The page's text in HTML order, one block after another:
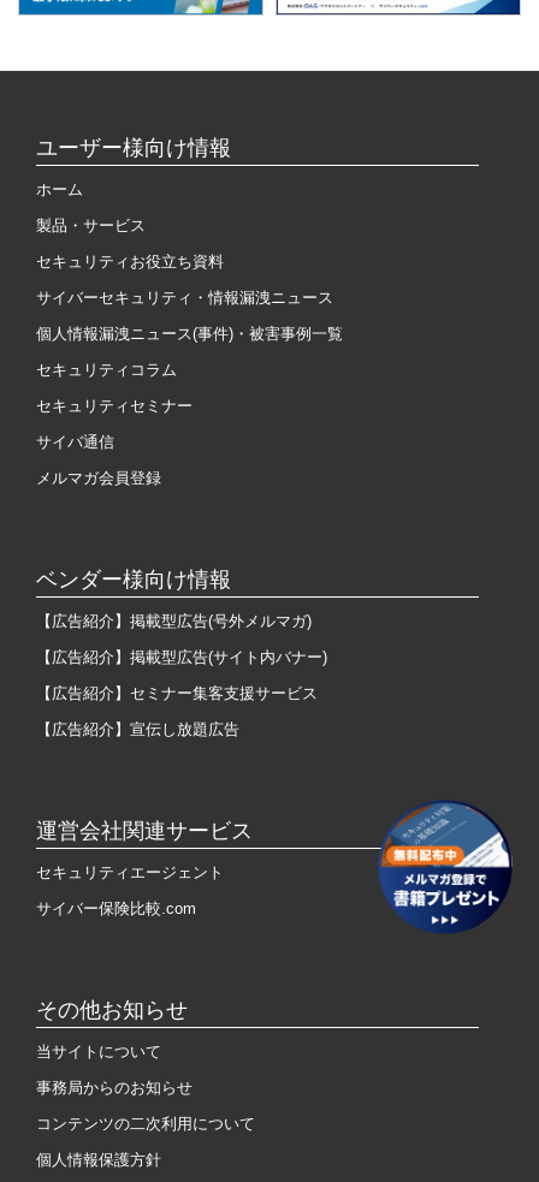
ユーザー様向け情報
ホーム
製品・サービス
セキュリティお役立ち資料
サイバーセキュリティ・情報漏洩ニュース
個人情報漏洩ニュース(事件)・被害事例一覧
セキュリティコラム
セキュリティセミナー
サイバ通信
メルマガ会員登録
ベンダー様向け情報
【広告紹介】掲載型広告(号外メルマガ)
【広告紹介】掲載型広告(サイト内バナー)
【広告紹介】セミナー集客支援サービス
【広告紹介】宣伝し放題広告
運営会社関連サービス
セキュリティエージェント
サイバー保険比較.com
その他お知らせ
当サイトについて
事務局からのお知らせ
コンテンツの二次利用について
個人情報保護方針